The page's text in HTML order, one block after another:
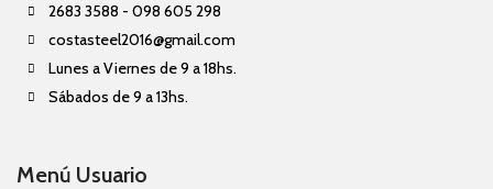
2683 3588 - 098 605 298
costasteel2016@gmail.com
Lunes a Viernes de 9 a 18hs.
Sábados de 9 a 13hs.
Menú Usuario